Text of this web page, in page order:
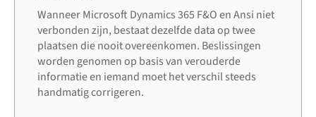
Wanneer Microsoft Dynamics 365 F&O en Ansi niet
verbonden zijn, bestaat dezelfde data op twee
plaatsen die nooit overeenkomen. Beslissingen
worden genomen op basis van verouderde
informatie en iemand moet het verschil steeds
handmatig corrigeren.